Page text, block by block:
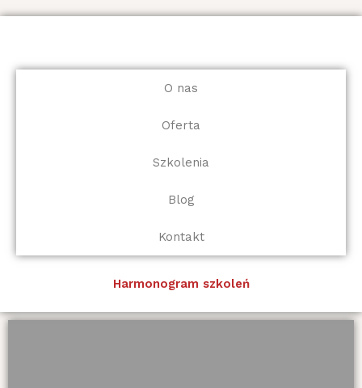
Przejdź
O nas
Oferta
Szkolenia
Blog
Kontakt
Harmonogram szkoleń